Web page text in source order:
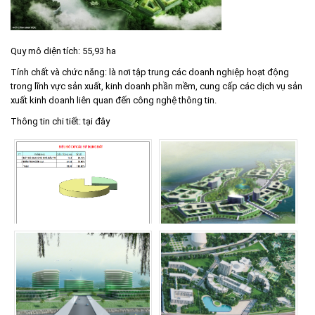
Môi trường
Công nghệ và Sản phẩm
Văn bản khác
Quy mô diện tích: 55,93 ha
Tính chất và chức năng: là nơi tập trung các doanh nghiệp hoạt động
trong lĩnh vực sản xuất, kinh doanh phần mềm, cung cấp các dịch vụ sản
xuất kinh doanh liên quan đến công nghệ thông tin.
Thông tin chi tiết:tại đây